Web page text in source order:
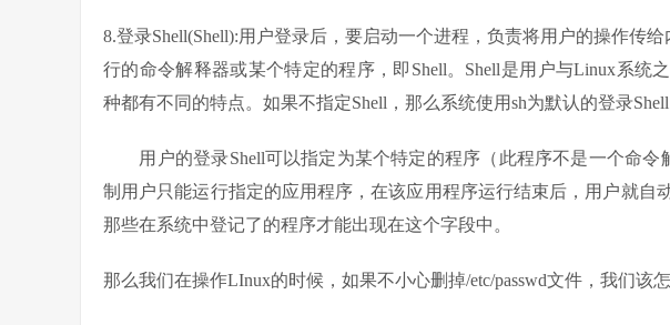
8.登录Shell(Shell):用户登录后，要启动一个进程，负责将用户的操作传
行的命令解释器或某个特定的程序，即Shell。Shell是用户与Linux系统
种都有不同的特点。如果不指定Shell，那么系统使用sh为默认的登录Shell
用户的登录Shell可以指定为某个特定的程序（此程序不是一个命令
制用户只能运行指定的应用程序，在该应用程序运行结束后，用户就自
那些在系统中登记了的程序才能出现在这个字段中。
那么我们在操作LInux的时候，如果不小心删掉/etc/passwd文件，我们该